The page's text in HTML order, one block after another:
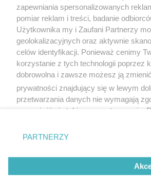
zapewniania spersonalizowanych
pomiar reklam i treści, badanie
Użytkownika my i Zaufani Partnerzy
geolokalizacyjnych oraz aktywnie
celów identyfikacji. Ponieważ cenimy
korzystanie z tych technologii poprzez
dobrowolna i zawsze możesz ją
prywatności znajdujący się w lewym
przetwarzania danych nie wymagają
sprzeciwić się takiemu przetwarzaniu.
Zapoznaj się z poniższymi
dotyczące przetwarzania Twoich
Cookiesoraz po kliknięciu w
PARTNERZY